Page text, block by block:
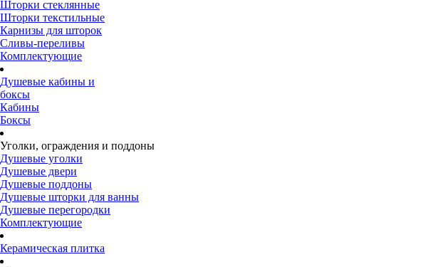
Шторки стеклянные
Шторки текстильные
Карнизы для шторок
Сливы-переливы
Комплектующие
Душевые кабины и
боксы
Кабины
Боксы
Уголки, ограждения и поддоны
Душевые уголки
Душевые двери
Душевые поддоны
Душевые шторки для ванны
Душевые перегородки
Комплектующие
Керамическая плитка